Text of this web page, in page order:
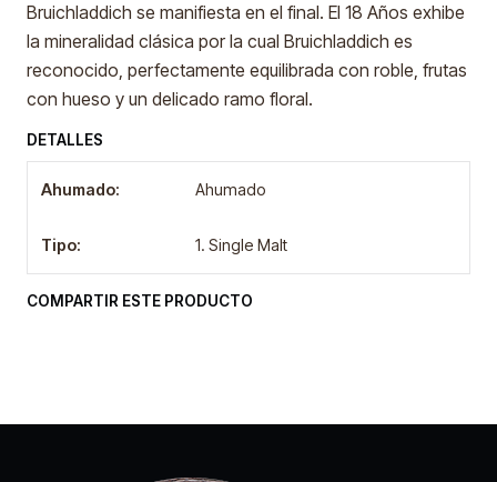
Bruichladdich se manifiesta en el final. El 18 Años exhibe
la mineralidad clásica por la cual Bruichladdich es
reconocido, perfectamente equilibrada con roble, frutas
con hueso y un delicado ramo floral.
DETALLES
Ahumado: Ahumado
Tipo: 1. Single Malt
COMPARTIR ESTE PRODUCTO